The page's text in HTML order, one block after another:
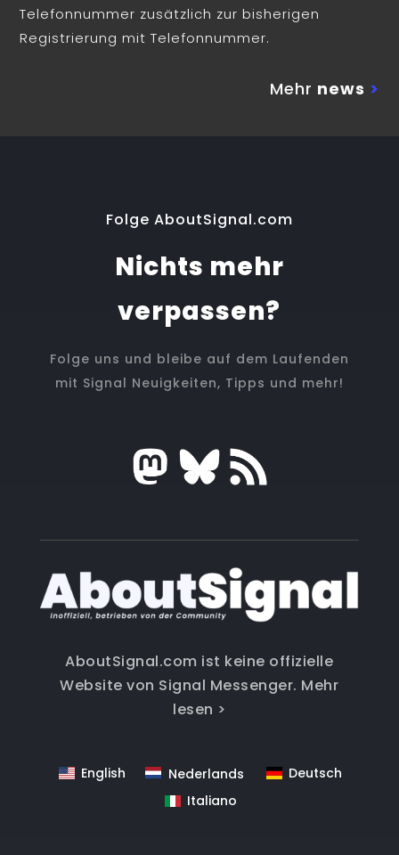
Telefonnummer zusätzlich zur bisherigen
Registrierung mit Telefonnummer.
Mehr news >
Folge AboutSignal.com
Nichts mehr
verpassen?
Folge uns und bleibe auf dem Laufenden
mit Signal Neuigkeiten, Tipps und mehr!
AboutSignal.com ist keine offizielle
Website von Signal Messenger. Mehr
lesen >
English Nederlands
Deutsch
Italiano